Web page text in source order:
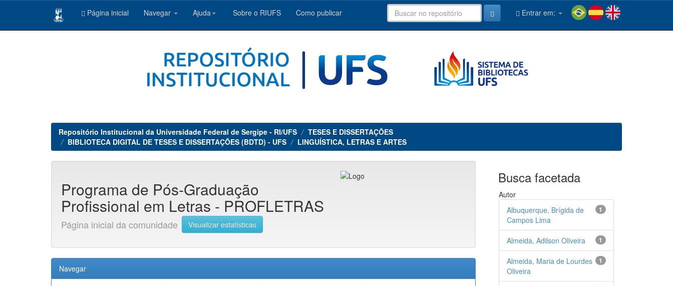
Página inicial Navegar Ajuda Sobre o RIUFS Como publicar Entrar em:
Repositório Institucional da Universidade Federal de Sergipe - RI/UFS
TESES E DISSERTAÇÕES
BIBLIOTECA DIGITAL DE TESES E DISSERTAÇÕES (BDTD) - UFS
LINGUÍSTICA, LETRAS E ARTES
Programa de Pós-Graduação
Profissional em Letras - PROFLETRAS
Página inicial da comunidade Visualizar estatísticas
Navegar
Busca facetada
Autor
1
Albuquerque, Brígida de
Campos Lima
1
Almeida, Adilson Oliveira
1
Almeida, Maria de Lourdes
Oliveira